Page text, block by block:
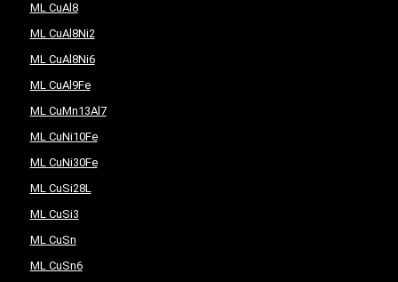
ML CuAl8
ML CuAl8Ni2
ML CuAl8Ni6
ML CuAl9Fe
ML CuMn13Al7
ML CuNi10Fe
ML CuNi30Fe
ML CuSi28L
ML CuSi3
ML CuSn
ML CuSn6